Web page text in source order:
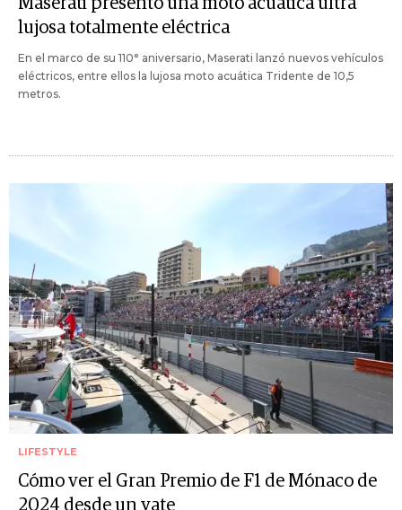
Maserati presentó una moto acuática ultra
lujosa totalmente eléctrica
En el marco de su 110° aniversario, Maserati lanzó nuevos vehículos
eléctricos, entre ellos la lujosa moto acuática Tridente de 10,5
metros.
LIFESTYLE
Cómo ver el Gran Premio de F1 de Mónaco de
2024 desde un yate